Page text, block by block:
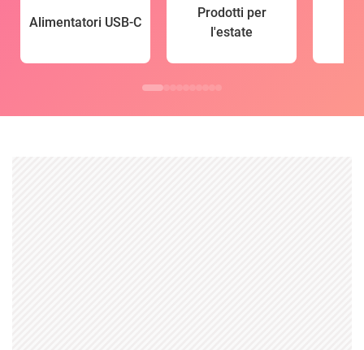
Alimentatori USB-C
Prodotti per
l'estate